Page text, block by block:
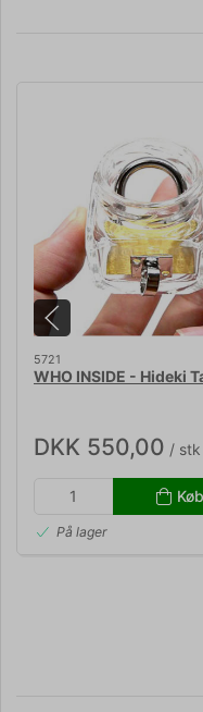
5721
WHO INSIDE - Hideki
DKK 550,00 / stk
På lager